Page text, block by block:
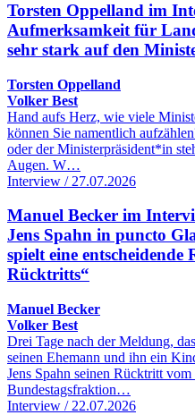
Torsten Oppelland im
Aufmerksamkeit für
sehr stark auf den
Torsten Oppelland
Volker Best
Hand aufs Herz, wie viele
können Sie namentlich
oder der Ministerpräsident*in
Augen. W…
Interview / 27.07.2026
Manuel Becker im
Jens Spahn in puncto
spielt eine entscheidende
Rücktritts“
Manuel Becker
Volker Best
Drei Tage nach der Meldung,
seinen Ehemann und ihn ein
Jens Spahn seinen Rücktritt
Bundestagsfraktion…
Interview / 22.07.2026